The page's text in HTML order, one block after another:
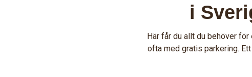
i
Här får du allt du behöver
ofta med gratis parkering.